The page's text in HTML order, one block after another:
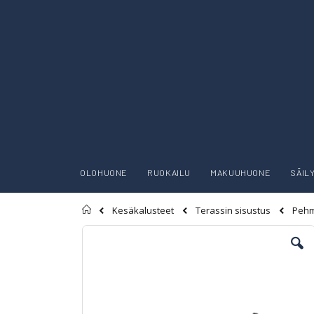
OLOHUONE RUOKAILU MAKUUHUONE
Etusivu
Kesäkalusteet Terassin sisustus
Skip